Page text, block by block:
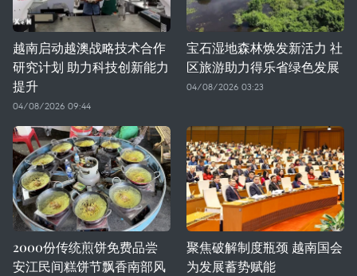
越南启动越澳战略技术合作
研究计划 助力科技创新能力
提升
04/08/2026 09:44
宝石湿地森林焕发新活力 社
区旅游助力得乐省绿色发展
04/08/2026 03:23
2000份传统煎饼免费品尝
安江民间糕饼节飘香南部风
聚焦破解制度瓶颈 越南国会
为发展蓄势赋能